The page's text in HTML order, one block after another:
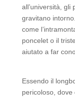
all’università, gli
gravitano
come
poncelet o il
aiutato a far
Essendo il
pericoloso, dove